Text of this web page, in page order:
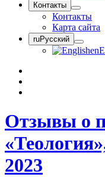
Контакты
Контакты
Карта сайта
ruРусский
en
Отзывы о
2023